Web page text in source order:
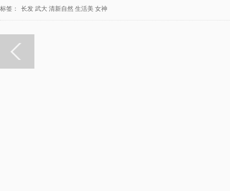
标签： 长发 武大 清新自然 生活美 女神